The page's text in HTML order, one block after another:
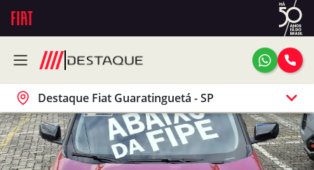
Destaque Fiat Guaratinguetá - SP